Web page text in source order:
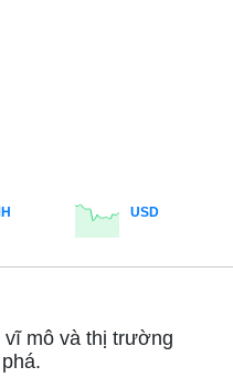
USD
mô và thị trường